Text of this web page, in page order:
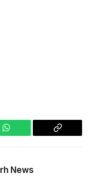
WhatsApp
Copy
News